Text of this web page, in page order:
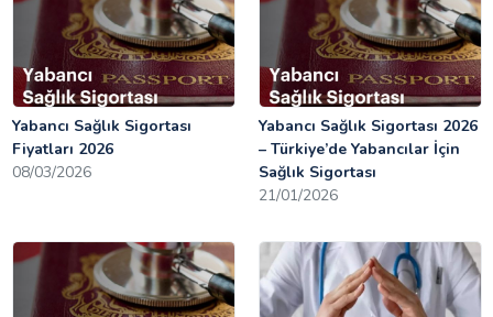
Yabancı Sağlık Sigortası
Fiyatları 2026
08/03/2026
Yabancı Sağlık Sigortası 2026
– Türkiye’de Yabancılar İçin
Sağlık Sigortası
21/01/2026